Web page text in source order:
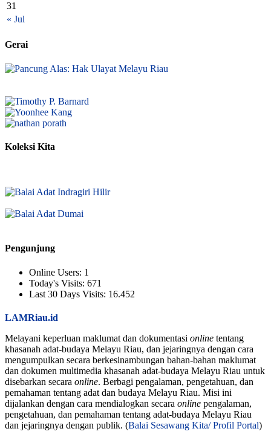
« Jul
31
Gerai
Koleksi Kita
Pengunjung
Online Users: 1
Today's Visits: 671
Last 30 Days Visits: 16.452
LAMRiau.id
Melayani keperluan maklumat dan dokumentasi online tentang
khasanah adat-budaya Melayu Riau, dan jejaringnya dengan cara
mengumpulkan secara berkesinambungan bahan-bahan maklumat
dan dokumen multimedia khasanah adat-budaya Melayu Riau untuk
disebarkan secara online. Berbagi pengalaman, pengetahuan, dan
pemahaman tentang adat dan budaya Melayu Riau. Misi ini
dijalankan dengan cara mendialogkan secara online pengalaman,
pengetahuan, dan pemahaman tentang adat-budaya Melayu Riau
dan jejaringnya dengan publik. (Balai Sesawang Kita/ Profil Portal)